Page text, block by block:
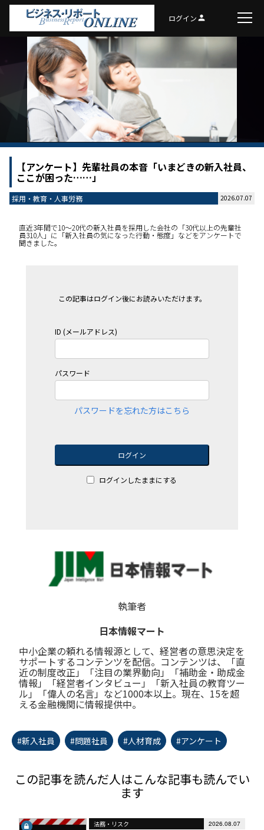
ログインperson
【アンケート】先輩社員の本音「いまどきの新入社員、
ここが困った……」
採用・教育・人事労務 2026.07.07
直近3年間で10～20代の新入社員を採用した会社の「30代以上の先輩社
員310人」に「新入社員の気になった行動・態度」などをアンケートで
聞きました。
この記事はログイン後にお読みいただけます。
ID (メールアドレス)
パスワード
パスワードを忘れた方はこちら
ログイン
ログインしたままにする
執筆者
日本情報マート
中小企業の頼れる情報源として、経営者の意思決定を
サポートするコンテンツを配信。コンテンツは、「直
近の制度改正」「注目の業界動向」「補助金・助成金
情報」「経営者インタビュー」「新入社員の教育ツー
ル」「偉人の名言」など1000本以上。現在、15を超
える金融機関に情報提供中。
#新入社員 #問題社員 #人材育成 #アンケート
この記事を読んだ人はこんな記事も読んでい
ます
法務・リスク 2026.08.07